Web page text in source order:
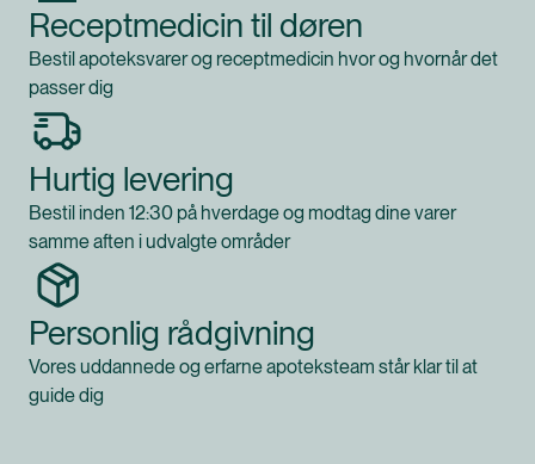
Receptmedicin til døren
Bestil apoteksvarer og receptmedicin hvor og hvornår det
passer dig
Hurtig levering
Bestil inden 12:30 på hverdage og modtag dine varer
samme aften i udvalgte områder
Personlig rådgivning
Vores uddannede og erfarne apoteksteam står klar til at
guide dig